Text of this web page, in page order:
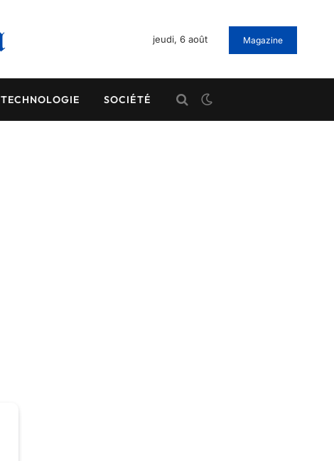
jeudi, 6 août Magazine
TECHNOLOGIE SOCIÉTÉ